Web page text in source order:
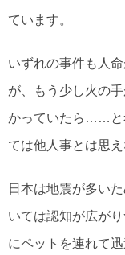
ています。
いずれの事件も人
が、もう少し火の
かっていたら……と
ては他人事とは思え
日本は地震が多い
いては認知が広が
にペットを連れて